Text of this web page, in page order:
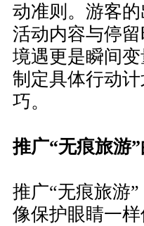
动准则。游客
活动内容与停
境遇更是瞬间
制定具体行动
巧。
推广“无痕旅游
推广“无痕旅游
像保护眼睛一